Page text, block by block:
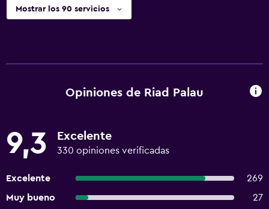
Mostrar los 90 servicios
Opiniones de Riad Palau
9,3 Excelente
330 opiniones verificadas
Excelente
269
Muy bueno
27